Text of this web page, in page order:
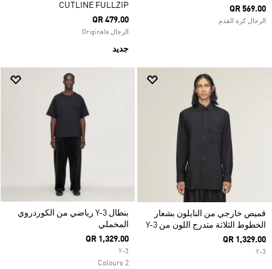
QR 569.00
الرجال كرة القدم
CUTLINE FULLZIP
QR 479.00
الرجال Originals
جديد
قميص خارجي من النايلون بشعار
الخطوط الثلاثة متدرج اللون من Y-3
QR 1,329.00
Y-3
بنطال Y-3 رياضي من الكوردروي
المخملي
QR 1,329.00
Y-3
2 Colours